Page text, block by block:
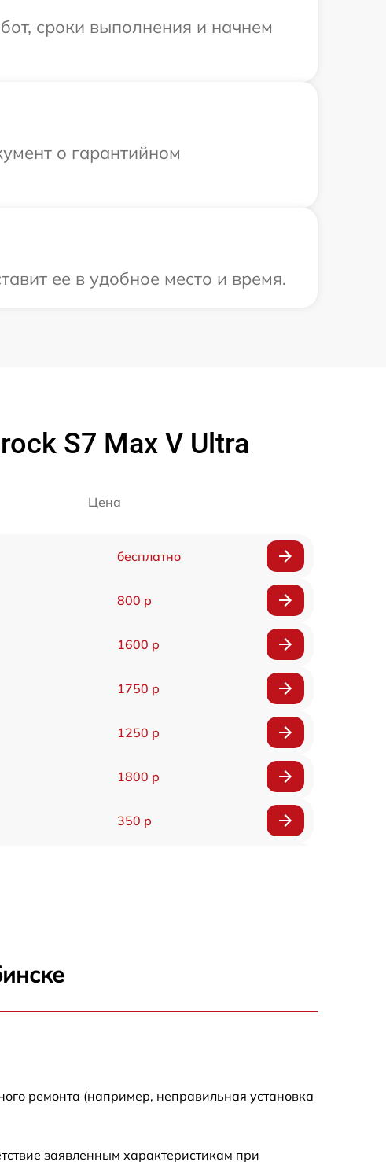
сроки выполнения и начнем
о гарантийном
ее в удобное место и время.
S7 Max V Ultra
Цена
бесплатно
800 р
1600 р
1750 р
1250 р
1800 р
350 р
ремонта (например, неправильная установка
заявленным характеристикам при